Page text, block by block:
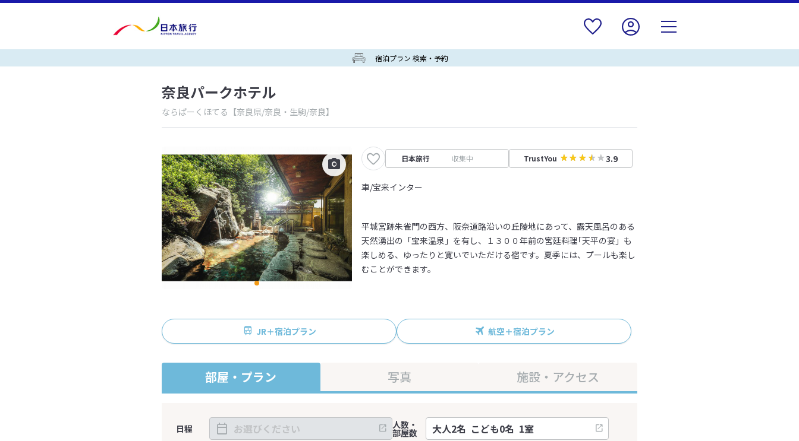
宿泊プラン 検索・予約
奈良パークホテル
ならぱーくほてる 【奈良県/奈良・生駒/奈良】
日本旅行 収集中 TrustYou 3.9
車/宝来インター
平城宮跡朱雀門の西方、阪奈道路沿いの丘陵地にあって、露天風呂のある
天然湧出の「宝来温泉」を有し、１３００年前の宮廷料理｢天平の宴」も
楽しめる、ゆったりと寛いでいただける宿です。夏季には、プールも楽し
むことができます。
JR＋宿泊プラン 航空＋宿泊プラン
部屋・プラン 写真 施設・アクセス
日程 人数・
部屋数